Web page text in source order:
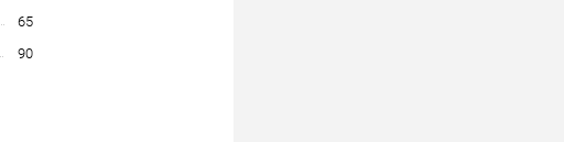
65
90